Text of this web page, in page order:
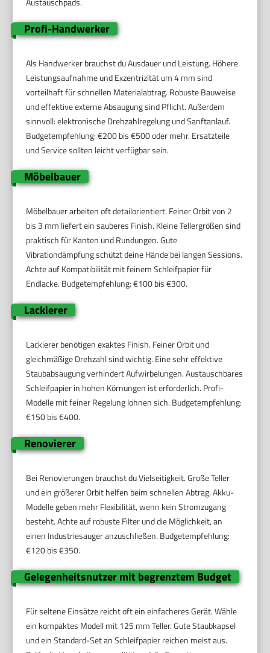
Profi-Handwerker
Als Handwerker brauchst du Ausdauer und Leistung. Höhere
Leistungsaufnahme und Exzentrizität um 4 mm sind
vorteilhaft für schnellen Materialabtrag. Robuste Bauweise
und effektive externe Absaugung sind Pflicht. Außerdem
sinnvoll: elektronische Drehzahlregelung und Sanftanlauf.
Budgetempfehlung: €200 bis €500 oder mehr. Ersatzteile
und Service sollten leicht verfügbar sein.
Möbelbauer
Möbelbauer arbeiten oft detailorientiert. Feiner Orbit von 2
bis 3 mm liefert ein sauberes Finish. Kleine Tellergrößen sind
praktisch für Kanten und Rundungen. Gute
Vibrationdämpfung schützt deine Hände bei langen Sessions.
Achte auf Kompatibilität mit feinem Schleifpapier für
Endlacke. Budgetempfehlung: €100 bis €300.
Lackierer
Lackierer benötigen exaktes Finish. Feiner Orbit und
gleichmäßige Drehzahl sind wichtig. Eine sehr effektive
Staubabsaugung verhindert Aufwirbelungen. Austauschbares
Schleifpapier in hohen Körnungen ist erforderlich. Profi-
Modelle mit feiner Regelung lohnen sich. Budgetempfehlung:
€150 bis €400.
Renovierer
Bei Renovierungen brauchst du Vielseitigkeit. Große Teller
und ein größerer Orbit helfen beim schnellen Abtrag. Akku-
Modelle geben mehr Flexibilität, wenn kein Stromzugang
besteht. Achte auf robuste Filter und die Möglichkeit, an
einen Industriesauger anzuschließen. Budgetempfehlung:
€120 bis €350.
Gelegenheitsnutzer mit begrenztem Budget
Für seltene Einsätze reicht oft ein einfacheres Gerät. Wähle
ein kompaktes Modell mit 125 mm Teller. Gute Staubkapsel
und ein Standard-Set an Schleifpapier reichen meist aus.